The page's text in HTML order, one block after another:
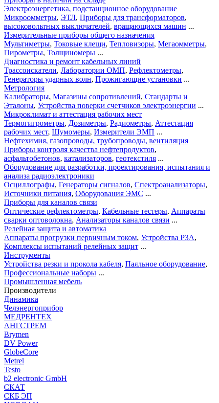
Электроэнергетика, подстанционное оборудование
Микроомметры, ЭТЛ, Приборы для трансформаторов,
высоковольтных выключателей, вращающихся машин ...
Измерительные приборы общего назначения
Мультиметры, Токовые клещи, Тепловизоры, Мегаомметры,
Пирометры, Толщиномеры ...
Диагностика и ремонт кабельных линий
Трассоискатели, Лаборатории ОМП, Рефлектометры,
Генераторы ударных волн, Прожигающие установки ...
Метрология
Калибраторы, Магазины сопротивлений, Стандарты и
Эталоны, Устройства поверки счетчиков электроэнергии ...
Микроклимат и аттестация рабочих мест
Термогигрометры, Дозиметры, Радиометры, Аттестация
рабочих мест, Шумомеры, Измерители ЭМП ...
Нефтехимия, газопроводы, трубопроводы, вентиляция
Приборы контроля качества нефтепродуктов,
асфальтобетонов, катализаторов, геотекстиля ...
Оборудование для разработки, проектирования, испытания и
анализа радиоэлектроники
Осциллографы, Генераторы сигналов, Спектроанализаторы,
Источники питания, Оборудования ЭМС ...
Приборы для каналов связи
Оптические рефлектометры, Кабельные тестеры, Аппараты
сварки оптоволокна, Анализаторы каналов связи ...
Релейная защита и автоматика
Аппараты прогрузки первичным током, Устройства РЗА,
Комплексы испытаний релейных защит ...
Инструменты
Устройства резки и прокола кабеля, Паяльное оборудование,
Профессиональные наборы ...
Промышленная мебель
Производители
Динамика
Челэнергоприбор
МЕДРЕНТЕХ
АНГСТРЕМ
Brymen
DV Power
GlobeCore
Metrel
Testo
b2 electronic GmbH
СКАТ
СКБ ЭП